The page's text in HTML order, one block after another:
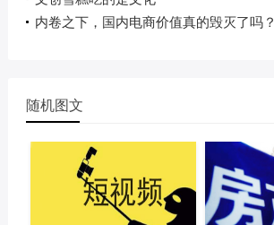
内卷之下，国内电商价值真的毁灭了吗？
随机图文